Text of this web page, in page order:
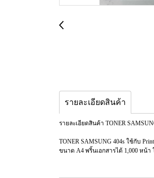
รายละเอียดสินค้า
รายละเอียดสินค้า TONER
TONER SAMSUNG 404s ใช้กับ
ขนาด A4 พริ้นเอกสารได้ 1,000 หน้า